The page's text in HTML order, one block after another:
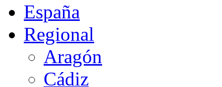
España
Regional
Aragón
Cádiz